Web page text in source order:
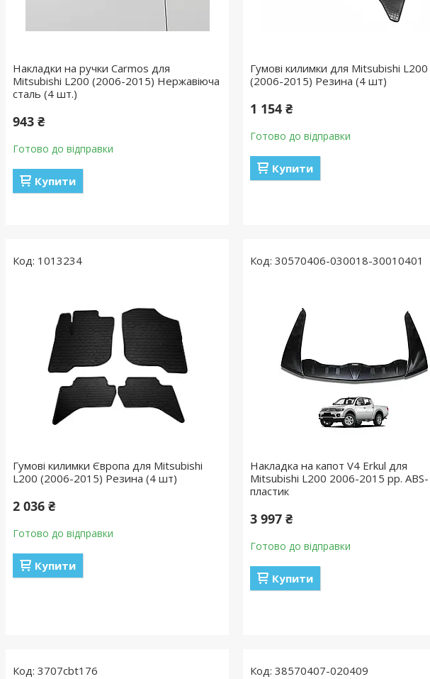
Накладки на ручки Carmos для
Mitsubishi L200 (2006-2015) Нержавіюча
сталь (4 шт.)
943 ₴
Готово до відправки
Купити
Гумові килимки для Mitsubishi L200
(2006-2015) Резина (4 шт)
1 154 ₴
Готово до відправки
Купити
1013234
Гумові килимки Європа для Mitsubishi
L200 (2006-2015) Резина (4 шт)
2 036 ₴
Готово до відправки
Купити
30570406-030018-30010401
Накладка на капот V4 Erkul для
Mitsubishi L200 2006-2015 рр. ABS-
пластик
3 997 ₴
Готово до відправки
Купити
3707cbt176 38570407-020409